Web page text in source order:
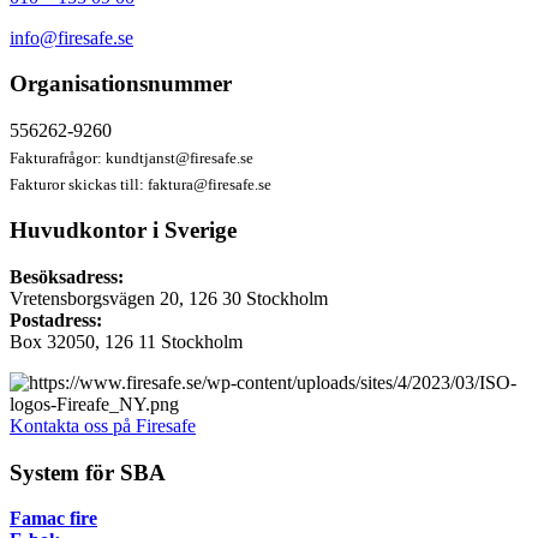
info@firesafe.se
Organisationsnummer
556262-9260
Fakturafrågor: kundtjanst@firesafe.se
Fakturor skickas till: faktura@firesafe.se
Huvudkontor i Sverige
Besöksadress:
Vretensborgsvägen 20, 126 30 Stockholm
Postadress:
Box 32050, 126 11 Stockholm
Kontakta oss på Firesafe
System för SBA
Famac fire